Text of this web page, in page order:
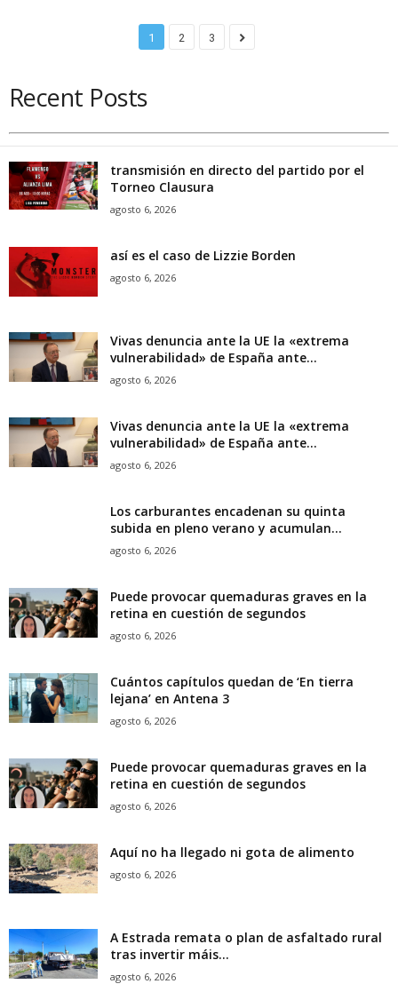
1 2 3
Recent Posts
transmisión en directo del partido por el
Torneo Clausura
agosto 6, 2026
así es el caso de Lizzie Borden
agosto 6, 2026
Vivas denuncia ante la UE la «extrema
vulnerabilidad» de España ante...
agosto 6, 2026
Vivas denuncia ante la UE la «extrema
vulnerabilidad» de España ante...
agosto 6, 2026
Los carburantes encadenan su quinta
subida en pleno verano y acumulan...
agosto 6, 2026
Puede provocar quemaduras graves en la
retina en cuestión de segundos
agosto 6, 2026
Cuántos capítulos quedan de ‘En tierra
lejana’ en Antena 3
agosto 6, 2026
Puede provocar quemaduras graves en la
retina en cuestión de segundos
agosto 6, 2026
Aquí no ha llegado ni gota de alimento
agosto 6, 2026
A Estrada remata o plan de asfaltado rural
tras invertir máis...
agosto 6, 2026